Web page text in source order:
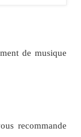
de musique
recommande